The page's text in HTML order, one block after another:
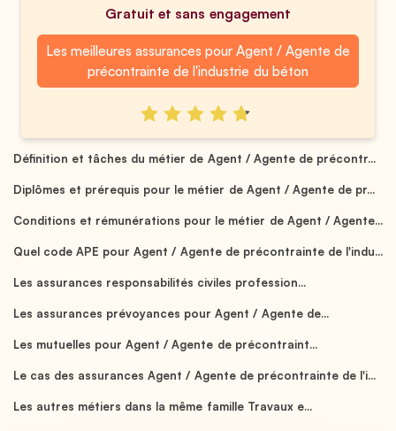
Gratuit et sans engagement
Les meilleures assurances pour Agent / Agente de
précontrainte de l'industrie du béton
Définition et tâches du métier de Agent / Agente de précontr...
Diplômes et prérequis pour le métier de Agent / Agente de pr...
Conditions et rémunérations pour le métier de Agent / Agente...
Quel code APE pour Agent / Agente de précontrainte de l'indu...
Les assurances responsabilités civiles profession...
Les assurances prévoyances pour Agent / Agente de...
Les mutuelles pour Agent / Agente de précontraint...
Le cas des assurances Agent / Agente de précontrainte de l'i...
Les autres métiers dans la même famille Travaux e...